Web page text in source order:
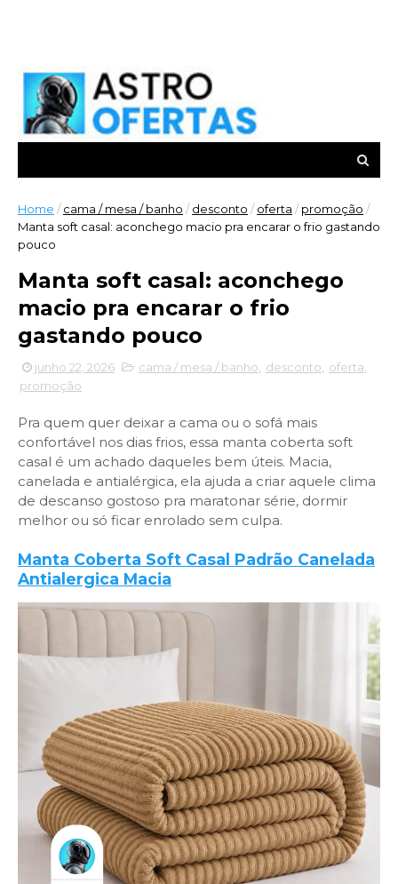
Home / cama / mesa / banho / desconto / oferta / promoção /
Manta soft casal: aconchego macio pra encarar o frio gastando
pouco
Manta soft casal: aconchego
macio pra encarar o frio
gastando pouco
junho 22, 2026 cama / mesa / banho desconto oferta
promoção
Pra quem quer deixar a cama ou o sofá mais
confortável nos dias frios, essa manta coberta soft
casal é um achado daqueles bem úteis. Macia,
canelada e antialérgica, ela ajuda a criar aquele clima
de descanso gostoso pra maratonar série, dormir
melhor ou só ficar enrolado sem culpa.
Manta Coberta Soft Casal Padrão Canelada
Antialergica Macia